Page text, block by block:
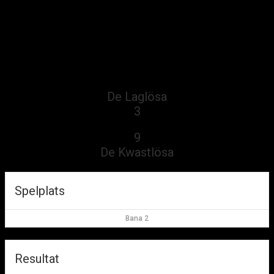
De Laglösa
3
9
De Kwastlösa
Spelplats
Bana 2
Resultat